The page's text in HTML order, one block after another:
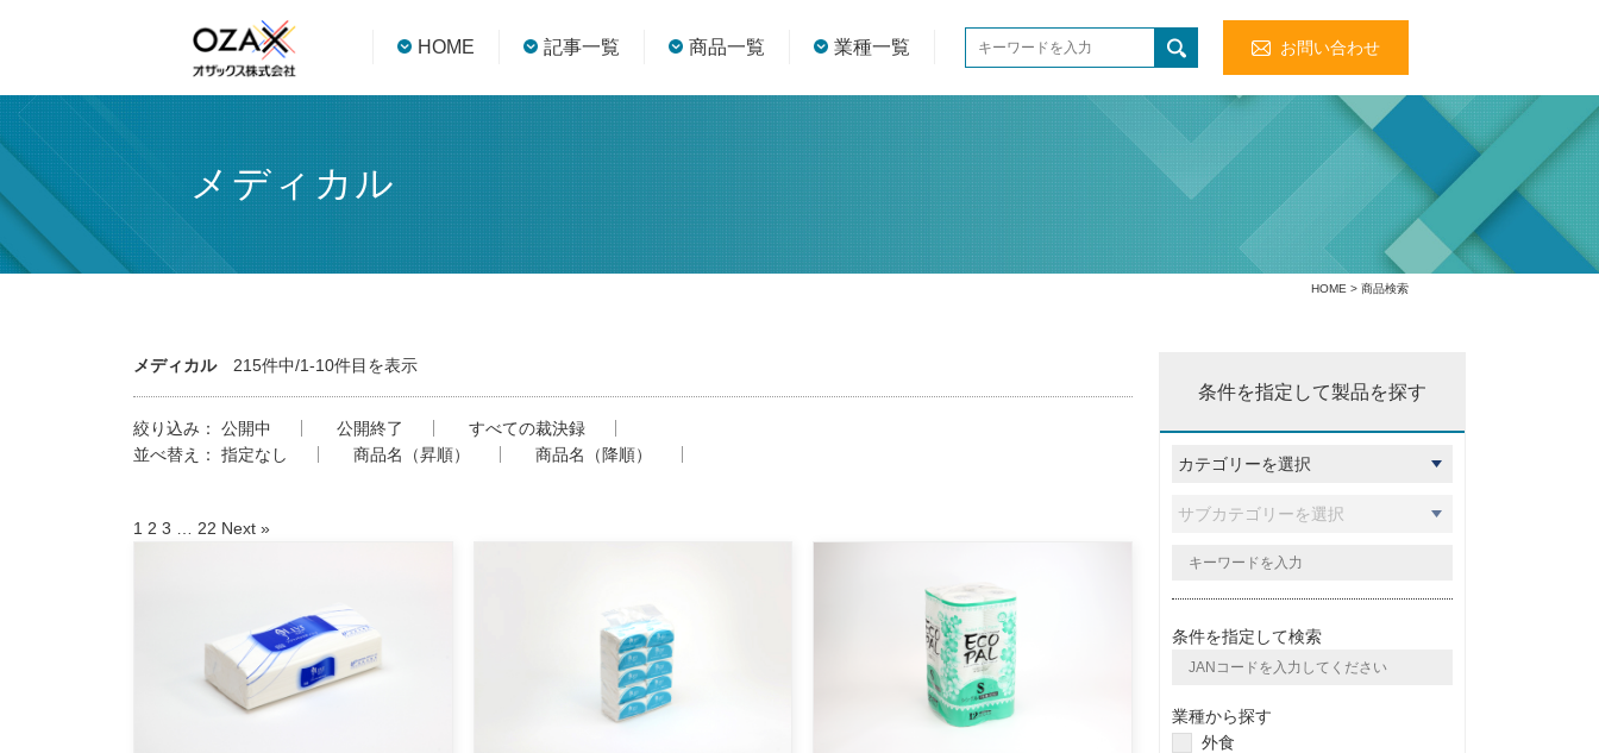
HOME 記事一覧 商品一覧 業種一覧 お問い合わせ
メディカル
HOME > 商品検索
メディカル215件中/1-10件目を表示
絞り込み： 公開中 公開終了
すべての裁決録
並べ替え：
指定なし 商品名（昇順） 商品名（降順）
1 2 3 22 Next »
条件を指定して製品を探す
条件を指定して検索
業種から探す
外食